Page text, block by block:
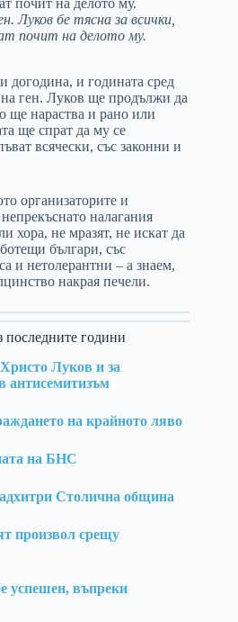
Луков бе тясна за всички,
почит на делото му.
догодина, и годината сред
ген. Луков ще продължи да
ще нараства и рано или
ще спрат да му се
всячески, със законни и
организаторите и
налагания
хора, не мразят, не искат да
българи, със
и нетолерантни – а знаем,
накрая печели.
години
Луков и за
антисемитизъм
на крайното ляво
на БНС
Столична община
произвол срещу
успешен, въпреки